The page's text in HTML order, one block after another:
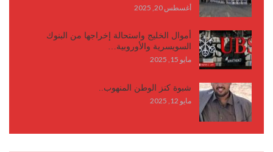
أغسطس 20, 2025
أموال الخليج واستحالة إخراجها من البنوك
السويسرية والأوروبية…
مايو 15, 2025
شبوة كنز الوطن المنهوب..
مايو 12, 2025